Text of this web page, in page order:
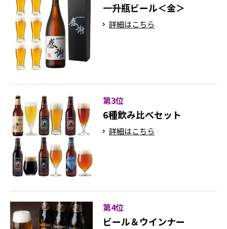
一升瓶ビール＜金＞
詳細はこちら
第3位
6種飲み比べセット
詳細はこちら
第4位
ビール＆ウインナー